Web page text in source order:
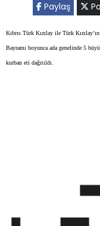
Paylaş
Kıbrıs Türk Kızılay ile Türk
Bayramı boyunca ada genelinde 5
kurban eti dağıtıldı.